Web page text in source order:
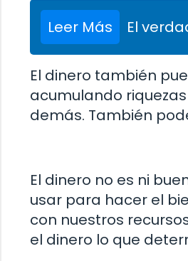
Leer Más El
El dinero también
acumulando
demás. También
El dinero no es ni
usar para hacer el
con nuestros
el dinero lo que